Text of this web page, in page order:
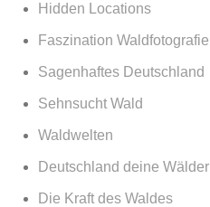
Hidden Locations
Faszination Waldfotografie
Sagenhaftes Deutschland
Sehnsucht Wald
Waldwelten
Deutschland deine Wälder
Die Kraft des Waldes